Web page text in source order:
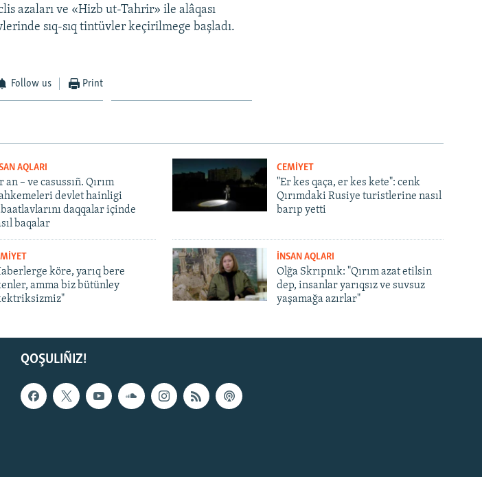
azaları ve «Hizb ut-Tahrir» ile alâqası
sıq-sıq tintüvler keçirilmege başladı.
Follow us Print
AQLARI
an – ve casussıñ. Qırım
devlet hainligi
daqqalar içinde
baqalar
CEMİYET
"Er kes qaça, er kes kete": cenk
Qırımdaki Rusiye turistlerine nasıl
barıp yetti
köre, yarıq bere
amma biz bütünley
İNSAN AQLARI
Olğa Skrıpnık: "Qırım azat etilsin
dep, insanlar yarıqsız ve suvsuz
yaşamağa azırlar"
QOŞULIÑIZ!